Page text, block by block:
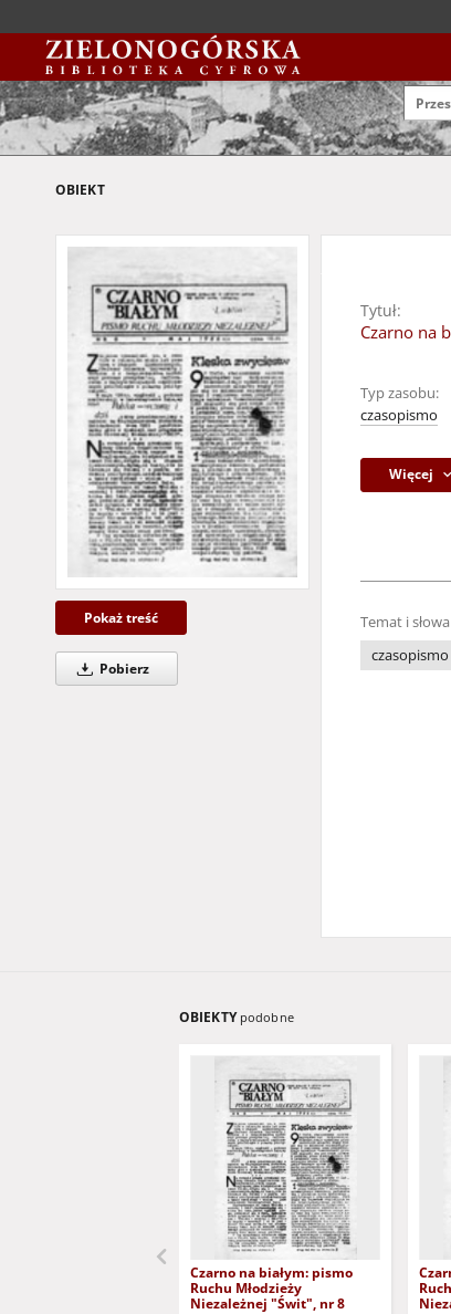
OBIEKT
Pokaż treść
Pobierz
Tytuł:
Czarno na
Typ zasobu:
czasopismo
Więcej
Temat i
OBIEKTY podobne
Czarno na białym: pismo
Ruchu Młodzieży
Niezależnej "Świt", nr 8